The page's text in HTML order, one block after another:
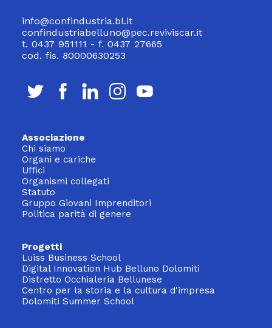
info@confindustria.bl.it
confindustriabelluno@pec.reviviscar.it
t. 0437 951111 - f. 0437 27665
cod. fis. 80000630253
Associazione
Chi siamo
Organi e cariche
Uffici
Organismi collegati
Statuto
Gruppo Giovani Imprenditori
Politica parità di genere
Progetti
Luiss Business School
Digital Innovation Hub Belluno Dolomiti
Distretto Occhialeria Bellunese
Centro per la storia e la cultura d'impresa
Dolomiti Summer School